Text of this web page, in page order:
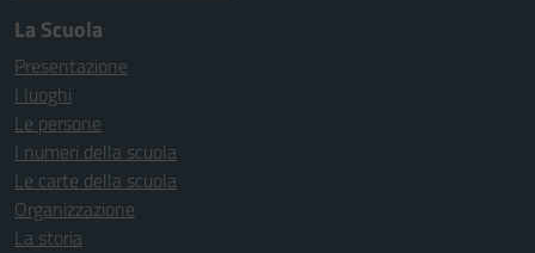
La Scuola
Presentazione
I luoghi
Le persone
I numeri della scuola
Le carte della scuola
Organizzazione
La storia